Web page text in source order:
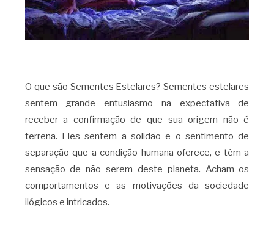
O que são Sementes Estelares? Sementes estelares
sentem grande entusiasmo na expectativa de
receber a confirmação de que sua origem não é
terrena. Eles sentem a solidão e o sentimento de
separação que a condição humana oferece, e têm a
sensação de não serem deste planeta. Acham os
comportamentos e as motivações da sociedade
ilógicos e intricados.